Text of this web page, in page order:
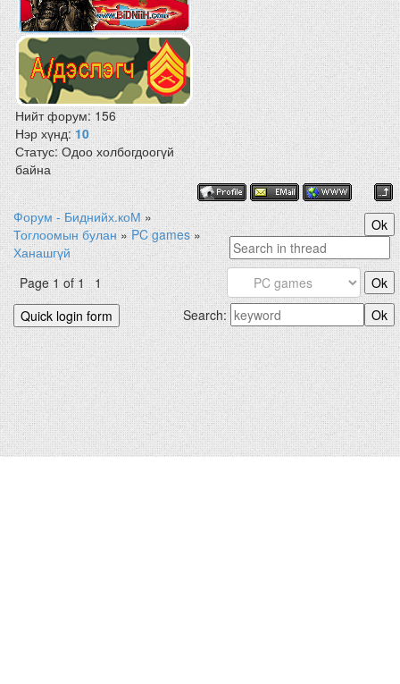
Нийт форум:156
Нэр хүнд:10
Статус:Одоо холбогдоогүй
байна
Форум - Биднийх.коМ »
Тоглоомын булан » PC games »
Ханашгүй
Page1of1 1
Search: